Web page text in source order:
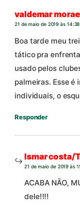
valdemar
21 de maio de 2019 às 14:38
Boa tarde meu
tático pra
usado pelos
palmeiras. Esse
individuais, o
Responder
Ismar costa/
21 de maio de 2019 às
ACABA NÃO,
dele!!!!